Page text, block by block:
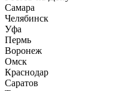
Самара
Челябинск
Уфа
Пермь
Воронеж
Омск
Краснодар
Саратов